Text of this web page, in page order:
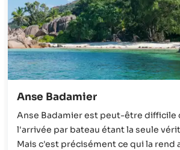
Anse Badamier
Anse Badamier est peut-être difficile
l'arrivée par bateau étant la seule
Mais c'est précisément ce qui la rend